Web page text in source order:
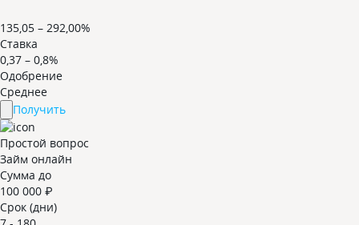
135,05 – 292,00%
Ставка
0,37 – 0,8%
Одобрение
Среднее
Получить
Простой вопрос
Займ онлайн
Сумма до
100 000 ₽
Срок (дни)